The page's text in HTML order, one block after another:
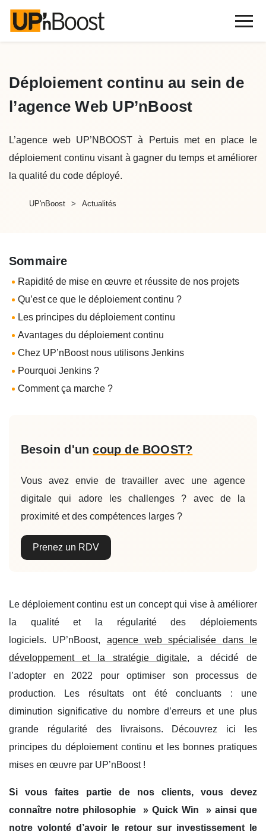
Déploiement continu au sein de
l’agence Web UP’nBoost
L’agence web UP’NBOOST à Pertuis met en place le
déploiement continu visant à gagner du temps et améliorer
la qualité du code déployé.
UP'nBoost Actualités
Sommaire
Rapidité de mise en œuvre et réussite de nos projets
Qu’est ce que le déploiement continu ?
Les principes du déploiement continu
Avantages du déploiement continu
Chez UP’nBoost nous utilisons Jenkins
Pourquoi Jenkins ?
Comment ça marche ?
Besoin d'uncoup de BOOST?
Vous avez envie de travailler avec une agence
digitale qui adore les challenges ? avec de la
proximité et des compétences larges ?
Prenez un RDV
Le déploiement continu est un concept qui vise à améliorer
la qualité et la régularité des déploiements
logiciels. UP’nBoost, agence web spécialisée dans le
développement et la stratégie digitale, a décidé de
l’adopter en 2022 pour optimiser son processus de
production. Les résultats ont été concluants : une
diminution significative du nombre d’erreurs et une plus
grande régularité des livraisons. Découvrez ici les
principes du déploiement continu et les bonnes pratiques
mises en œuvre par UP’nBoost !
Si vous faites partie de nos clients, vous devez
connaître notre philosophie » Quick Win » ainsi que
notre volonté d’avoir le retour sur investissement le